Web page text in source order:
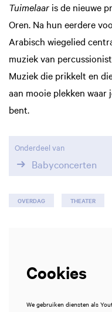
Tuimelaar is de nieuwe
Oren. Na hun eerdere
Arabisch wiegelied
muziek van
Muziek die prikkelt en
aan mooie plekken waar
bent.
Onderdeel van
Babyconcerten
OVERDAG THEATER
Cookies
We gebruiken diensten als